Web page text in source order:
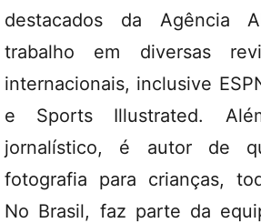
destacados da Agência
trabalho em diversas
internacionais, inclusive
e Sports Illustrated.
jornalístico, é autor de
fotografia para crianças,
No Brasil, faz parte da